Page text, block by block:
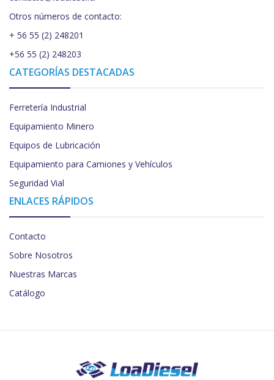
Otros números de contacto:
+ 56 55 (2) 248201
+56 55 (2) 248203
CATEGORÍAS DESTACADAS
Ferretería Industrial
Equipamiento Minero
Equipos de Lubricación
Equipamiento para Camiones y Vehículos
Seguridad Vial
ENLACES RÁPIDOS
Contacto
Sobre Nosotros
Nuestras Marcas
Catálogo